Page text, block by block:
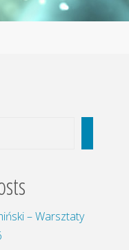
– Warsztaty